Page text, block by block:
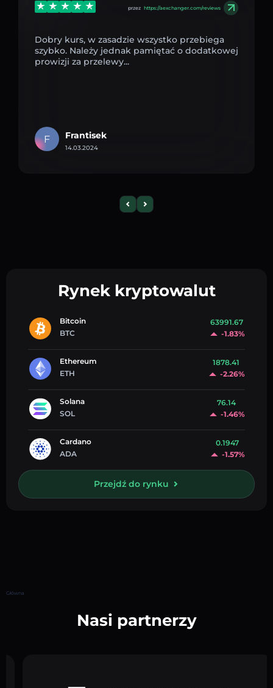
przez https://aexchanger.com/reviews
Dobry kurs, w zasadzie wszystko przebiega
szybko. Należy jednak pamiętać o dodatkowej
prowizji za przelewy...
F Frantisek
14.03.2024
Rynek kryptowalut
Bitcoin
BTC
63991.67
-1.83%
Ethereum
ETH
1878.41
-2.26%
Solana
SOL
76.14
-1.46%
Cardano
ADA
0.1947
-1.57%
Przejdź do rynku
Główna
Nasi partnerzy